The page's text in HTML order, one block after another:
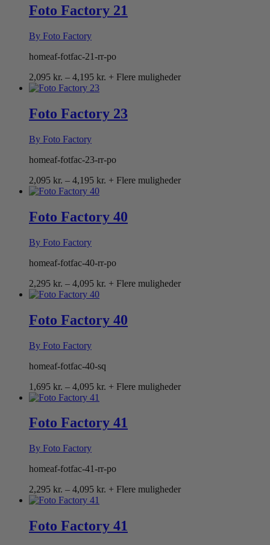
4,195 kr.
Foto Factory 21
By Foto Factory
homeaf-fotfac-21-rr-po
2,095 kr. – 4,195 kr. Prisinterval:
4,195 kr.
+ Flere muligheder
Foto Factory 23
By Foto Factory
homeaf-fotfac-23-rr-po
2,095 kr. – 4,195 kr. Prisinterval:
4,195 kr.
+ Flere muligheder
Foto Factory 40
By Foto Factory
homeaf-fotfac-40-rr-po
2,295 kr. – 4,095 kr. Prisinterval:
4,095 kr.
+ Flere muligheder
Foto Factory 40
By Foto Factory
homeaf-fotfac-40-sq
1,695 kr. – 4,095 kr. Prisinterval:
4,095 kr.
+ Flere muligheder
Foto Factory 41
By Foto Factory
homeaf-fotfac-41-rr-po
2,295 kr. – 4,095 kr. Prisinterval:
4,095 kr.
+ Flere muligheder
Foto Factory 41